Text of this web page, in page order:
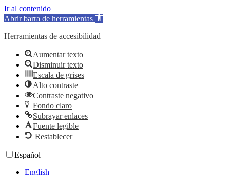
Ir al contenido
Abrir barra de herramientas
Herramientas de accesibilidad
Aumentar texto
Disminuir texto
Escala de grises
Alto contraste
Contraste negativo
Fondo claro
Subrayar enlaces
Fuente legible
Restablecer
Español
English